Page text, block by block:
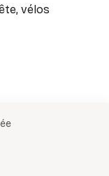
vélos